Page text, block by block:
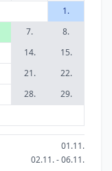
1.
7.
8.
14.
15.
21.
22.
28.
29.
01.11.
02.11. - 06.11.